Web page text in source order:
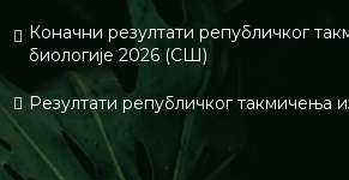
Коначни резултати републичког
биологије 2026 (СШ)
Резултати републичког такмичења